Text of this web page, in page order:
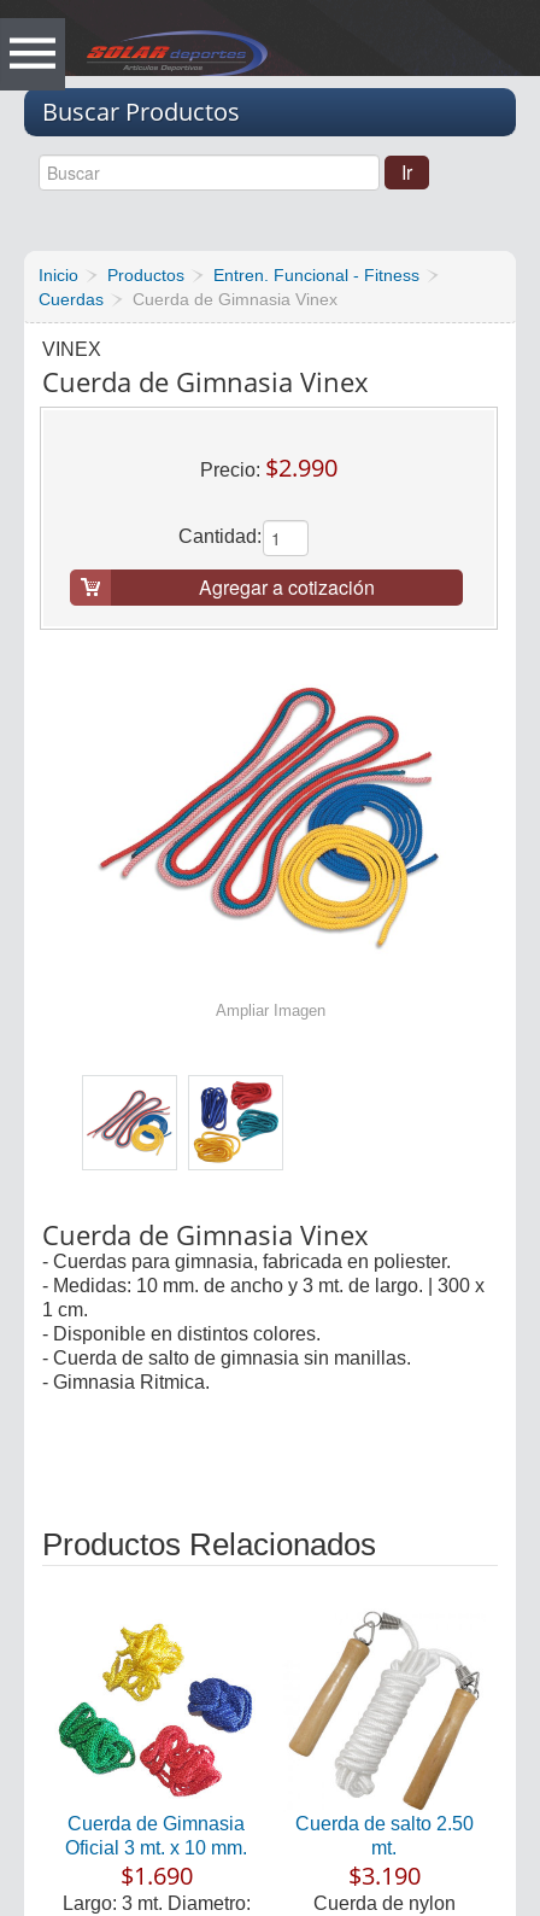
Buscar Productos
Inicio Productos
Entren. Funcional - Fitness
Cuerdas
Cuerda de Gimnasia Vinex
VINEX
Cuerda de Gimnasia Vinex
Precio: $2.990
Cantidad:
Agregar a cotización
Ampliar Imagen
Cuerda de Gimnasia Vinex
- Cuerdas para gimnasia, fabricada en poliester.
- Medidas: 10 mm. de ancho y 3 mt. de largo. | 300 x
1 cm.
- Disponible en distintos colores.
- Cuerda de salto de gimnasia sin manillas.
- Gimnasia Ritmica.
Productos Relacionados
Cuerda de Gimnasia
Oficial 3 mt. x 10 mm.
$1.690
Largo: 3 mt. Diametro:
Cuerda de salto 2.50
mt.
$3.190
Cuerda de nylon